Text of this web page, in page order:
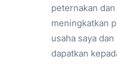
peternakan
meningkatkan
usaha saya
dapatkan